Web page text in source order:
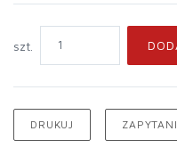
szt.
DRUKUJ